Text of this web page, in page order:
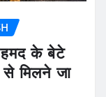
के बेटे
मिलने जा